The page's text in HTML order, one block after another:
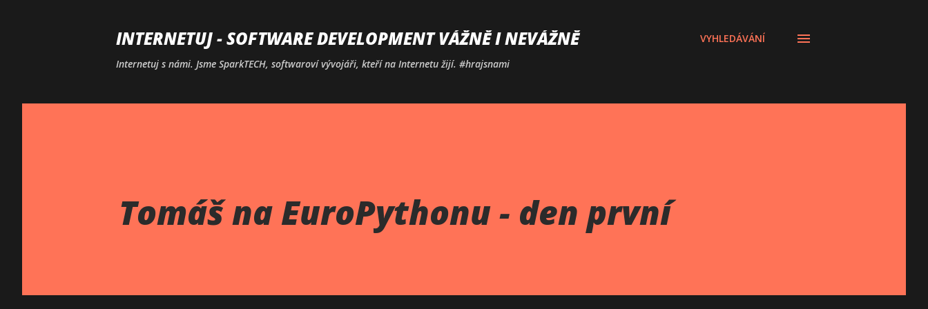
INTERNETUJ - SOFTWARE DEVELOPMENT VÁŽNĚ I NEVÁŽNĚ
Internetuj s námi. Jsme SparkTECH, softwaroví vývojáři, kteří na Internetu žijí. #hrajsnami
VYHLEDÁVÁNÍ
Tomáš na EuroPythonu - den první